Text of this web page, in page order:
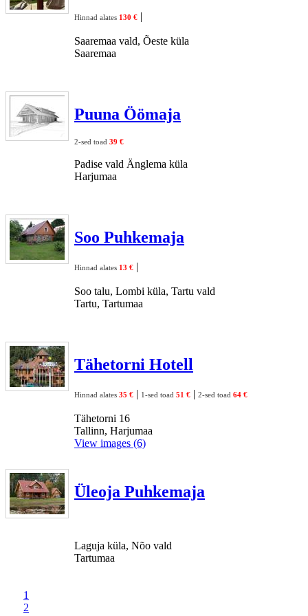
Hinnad alates 130 € |
Saaremaa vald, Õeste küla
Saaremaa
Puuna Öömaja
2-sed toad 39 €
Padise vald Änglema küla
Harjumaa
Soo Puhkemaja
Hinnad alates 13 € |
Soo talu, Lombi küla, Tartu vald
Tartu, Tartumaa
Tähetorni Hotell
Hinnad alates 35 € | 1-sed toad 51 € | 2-sed toad 64 €
Tähetorni 16
Tallinn, Harjumaa
View images (6)
Üleoja Puhkemaja
Laguja küla, Nõo vald
Tartumaa
1
2